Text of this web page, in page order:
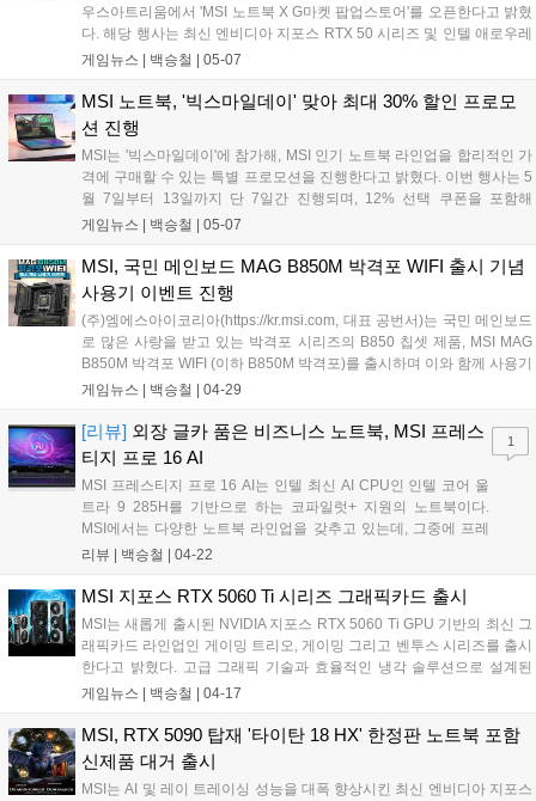
우스아트리움에서 'MSI 노트북 X G마켓 팝업스토어'를 오픈한다고 밝혔
다. 해당 행사는 최신 엔비디아 지포스 RTX 50 시리즈 및 인텔 애로우레
이크를 탑재한 MSI의 최신 제품들을 대규모로 만나볼 수 있으며, 압도적
확인하고 체험해 볼 수 있다....
게임뉴스 | 백승철 05-07
MSI 노트북, '빅스마일데이' 맞아 최대 30% 할인 프로모
션 진행
MSI는 '빅스마일데이'에 참가해, MSI 인기 노트북 라인업을 합리적인 가
격에 구매할 수 있는 특별 프로모션을 진행한다고 밝혔다. 이번 행사는 5
월 7일부터 13일까지 단 7일간 진행되며, 12% 선택 쿠폰을 포함해
▲8% 엔비디아 및 인텔 중복 쿠폰 ▲5% MSI 중복 쿠폰 ▲10% 스마일
에게는 제품별 마우스, 백팩 등 사은품이 증정되며, 제품에 따라 신세계
상품권 또는 '둠: 더 다크 에이지스' 게임 코드를 받을 수 있는 포토 상품
평 이벤트도 함께 진행되어, MSI 노트북을 더욱 합리적인 가격에 만나볼
수 있다....
게임뉴스 | 백승철 05-07
MSI, 국민 메인보드 MAG B850M 박격포 WIFI 출시 기념
사용기 이벤트 진행
(주)엠에스아이코리아(https://kr.msi.com, 대표 공번서)는 국민 메인보드
로 많은 사랑을 받고 있는 박격포 시리즈의 B850 칩셋 제품, MSI MAG
B850M 박격포 WIFI (이하 B850M 박격포)를 출시하며 이와 함께 사용기
이벤트를 진행한다고 밝혔다. MSI의 메인보드 제품군 스테디셀러인 박
보드다. 박격포 메인보드는 컴퓨터 부품에 전문적인 지식을 가진 이용자
부터 컴퓨터를 잘 모르는 사람들에게까지 인기가 많은 국민 메인보드 중
하나다....
게임뉴스 | 백승철 04-29
[리뷰] 외장 글카 품은 비즈니스 노트북, MSI 프레스
티지 프로 16 AI
MSI 프레스티지 프로 16 AI는 인텔 최신 AI CPU인 인텔 코어 울
트라 9 285H를 기반으로 하는 코파일럿+ 지원의 노트북이다.
MSI에서는 다양한 노트북 라인업을 갖추고 있는데, 그중에 프레
스티지 라인업은 현재 사용자에게 강력한 비즈니스 및 생산성 기
대부분의 경량형 노트북과는 다르게 외장 그래픽을 지원하는 라
인업으로 알려져 많은 애호가로부터 사랑받는 제품군으로, MSI
프레스티지 프로 16 AI 또한 RTX 4050 그래픽을 탑재하고 있다.
현재 RTX 50 시리즈가 최신형인 만큼 강력한 그래픽 성능을 보여
주진 못하지만 APU 수준보다 월등한 퍼포먼스를 보여주는 것뿐
만 아니라 물리적으로 그래픽 처리를 해주는 부품이 따로 있다는
리뷰 | 백승철 04-22
1
MSI 지포스 RTX 5060 Ti 시리즈 그래픽카드 출시
MSI는 새롭게 출시된 NVIDIA 지포스 RTX 5060 Ti GPU 기반의 최신 그
래픽카드 라인업인 게이밍 트리오, 게이밍 그리고 벤투스 시리즈를 출시
한다고 밝혔다. 고급 그래픽 기술과 효율적인 냉각 솔루션으로 설계된
MSI 그래픽카드는 게이밍, AI 애플리케이션 및 콘텐츠 제작을 위한 안정
적화된 발열과 낮은 소음 수준으로 원활한 작동을 보장하여 뛰어난 사용
자 경험을 제공한다....
게임뉴스 | 백승철 04-17
MSI, RTX 5090 탑재 '타이탄 18 HX' 한정판 노트북 포함
신제품 대거 출시
MSI는 AI 및 레이 트레이싱 성능을 대폭 향상시킨 최신 엔비디아 지포스